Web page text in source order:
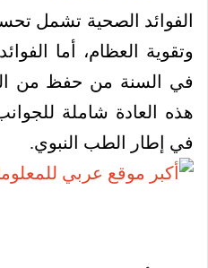
الفوائد الصحية تشمل
وتقوية العظام، أما
في السنة من حفظ من
هذه العادة شاملة
في إطار الطب النبوي.